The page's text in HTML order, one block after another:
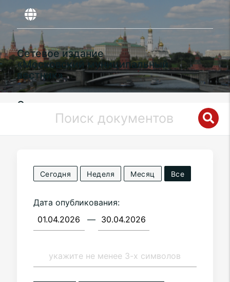
Сетевое издание
«Московский муниципальный
вестник»
Органы местного самоуправления
муниципального округаЧертаново
в городе Москве
Сегодня Неделя Месяц Все
Дата опубликования:
—